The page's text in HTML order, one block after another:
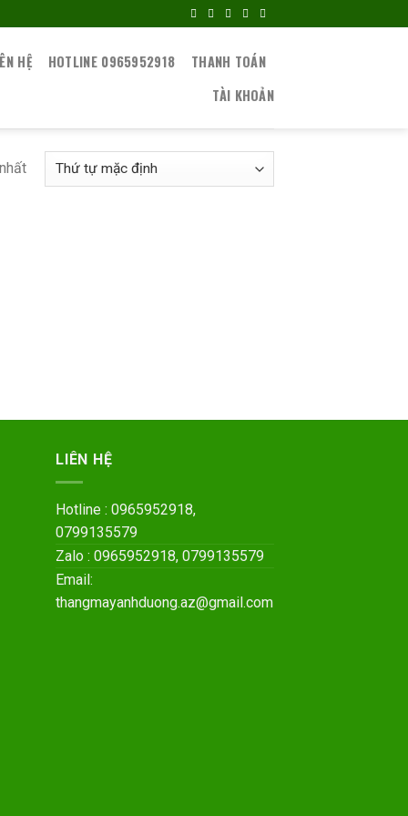
HỆ HOTLINE 0965952918
THANH TOÁN
TÀI KHOẢN
LIÊN HỆ
Hotline : 0965952918,
0799135579
Zalo : 0965952918, 0799135579
Email:
thangmayanhduong.az@gmail.com